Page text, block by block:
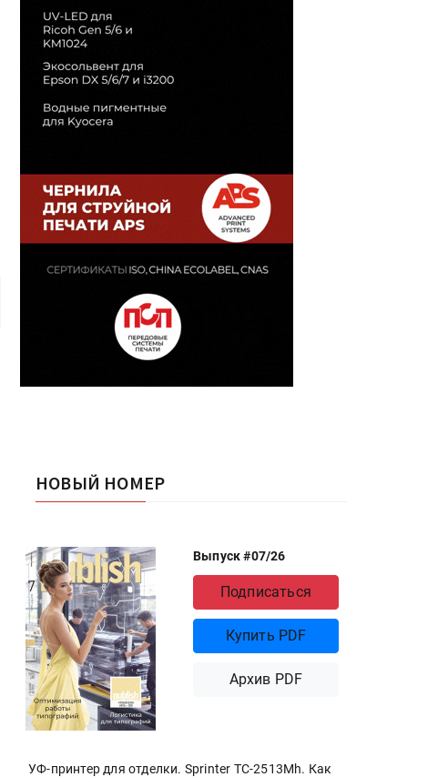
НОВЫЙ НОМЕР
Выпуск #07/26
Подписаться
Купить PDF
Архив PDF
УФ-принтер для отделки. Sprinter ТС-2513Mh. Как